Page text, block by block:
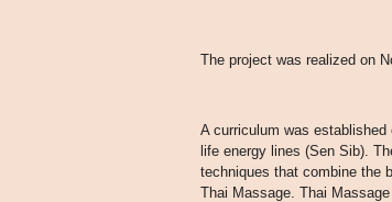
The project was realized on
A curriculum was
life energy lines (Sen Sib).
techniques that combine the
Thai Massage. Thai